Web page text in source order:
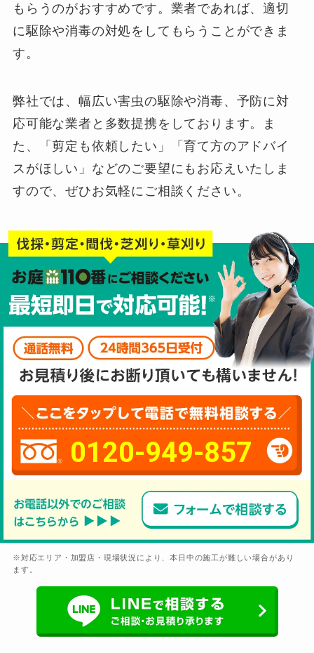
もらうのがおすすめです。業者であれば、適切
に駆除や消毒の対処をしてもらうことができま
す。
弊社では、幅広い害虫の駆除や消毒、予防に対
応可能な業者と多数提携をしております。ま
た、「剪定も依頼したい」「育て方のアドバイ
スがほしい」などのご要望にもお応えいたしま
すので、ぜひお気軽にご相談ください。
0120-949-857
※対応エリア・加盟店・現場状況により、本日中の施工が難しい場合があり
ます。